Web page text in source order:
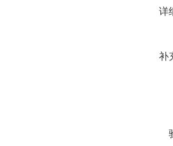
详
补